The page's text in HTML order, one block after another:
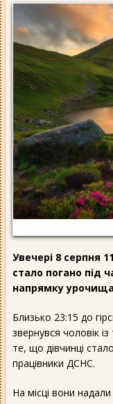
Увечері 8 серпня
стало погано під
напрямку
Близько 23:15 до
звернувся чоловік
те, що дівчинці
працівники ДСНС.
На місці вони